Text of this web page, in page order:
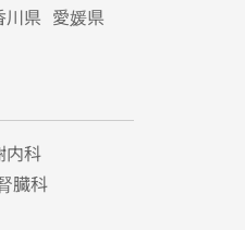
川県 愛媛県
内科
臓科